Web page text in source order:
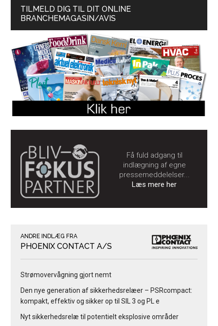
TILMELD DIG TIL DIT ONLINE
BRANCHEMAGASIN/AVIS
Få fuld adgang til
indlægning af egne
pressemeddelelser...
Læs mere her
ANDRE INDLÆG FRA
PHOENIX CONTACT A/S
Strømovervågning gjort nemt
Den nye generation af sikkerhedsrelæer – PSRcompact:
kompakt, effektiv og sikker op til SIL 3 og PL e
Nyt sikkerhedsrelæ til potentielt eksplosive områder